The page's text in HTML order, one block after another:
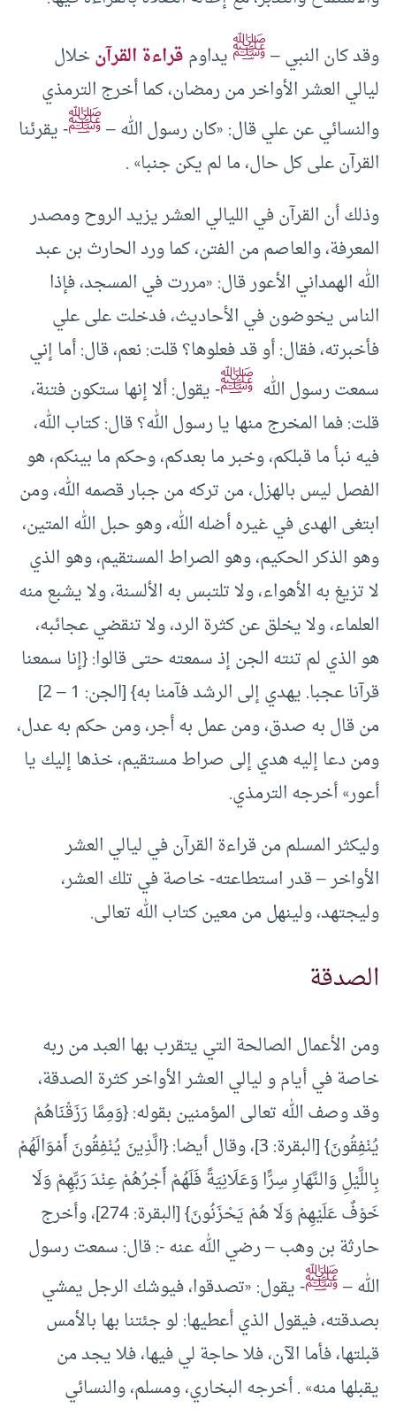
وقد كان النبي –ﷺيداومقراءة القرآنخلال
ليالي العشر الأواخر من رمضان، كما أخرج الترمذي
والنسائي عن علي قال: «كان رسول الله –ﷺ- يقرئنا
القرآن على كل حال، ما لم يكن جنبا» .
وذلك أن القرآن في الليالي العشر يزيد الروح ومصدر
المعرفة، والعاصم من الفتن، كما ورد الحارث بن عبد
الله الهمداني الأعور قال: «مررت في المسجد، فإذا
الناس يخوضون في الأحاديث، فدخلت على علي
فأخبرته، فقال: أو قد فعلوها؟ قلت: نعم، قال: أما إني
سمعت رسول الله ﷺ- يقول: ألا إنها ستكون فتنة،
قلت: فما المخرج منها يا رسول الله؟ قال: كتاب الله،
فيه نبأ ما قبلكم، وخبر ما بعدكم، وحكم ما بينكم، هو
الفصل ليس بالهزل، من تركه من جبار قصمه الله، ومن
ابتغى الهدى في غيره أضله الله، وهو حبل الله المتين،
وهو الذكر الحكيم، وهو الصراط المستقيم، وهو الذي
لا تزيغ به الأهواء، ولا تلتبس به الألسنة، ولا يشبع منه
العلماء، ولا يخلق عن كثرة الرد، ولا تنقضي عجائبه،
هو الذي لم تنته الجن إذ سمعته حتى قالوا: {إنا سمعنا
قرآنا عجبا. يهدي إلى الرشد فآمنا به} [الجن: 1 – 2]
من قال به صدق، ومن عمل به أجر، ومن حكم به عدل،
ومن دعا إليه هدي إلى صراط مستقيم، خذها إليك يا
أعور» أخرجه الترمذي.
وليكثر المسلم من قراءة القرآن في ليالي العشر
الأواخر – قدر استطاعته- خاصة في تلك العشر،
وليجتهد، ولينهل من معين كتاب الله تعالى.
الصدقة
ومن الأعمال الصالحة التي يتقرب بها العبد من ربه
خاصة في أيام و ليالي العشر الأواخر كثرة الصدقة،
وقد وصف الله تعالى المؤمنين بقوله: {وَمِمَّا رَزَقْنَاهُمْ
يُنْفِقُونَ} [البقرة: 3]، وقال أيضا: {الَّذِينَ يُنْفِقُونَ أَمْوَالَهُمْ
بِاللَّيْلِ وَالنَّهَارِ سِرًّا وَعَلَانِيَةً فَلَهُمْ أَجْرُهُمْ عِنْدَ رَبِّهِمْ وَلَا
خَوْفٌ عَلَيْهِمْ وَلَا هُمْ يَحْزَنُونَ} [البقرة: 274]، وأخرج
حارثة بن وهب – رضي الله عنه -: قال: سمعت رسول
الله –ﷺ- يقول: «تصدقوا، فيوشك الرجل يمشي
بصدقته، فيقول الذي أعطيها: لو جئتنا بها بالأمس
قبلتها، فأما الآن، فلا حاجة لي فيها، فلا يجد من
يقبلها منه» . أخرجه البخاري، ومسلم، والنسائي